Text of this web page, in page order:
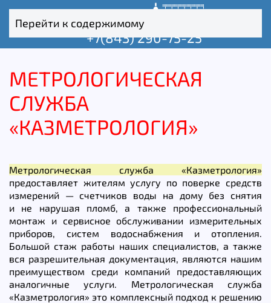
Перейти к содержимому
+7(843) 290-75-25
МЕТРОЛОГИЧЕСКАЯ
СЛУЖБА
«КАЗМЕТРОЛОГИЯ»
Метрологическая служба «Казметрология»
предоставляет жителям услугу по поверке средств
измерений — счетчиков воды на дому без снятия
и не нарушая пломб, а также профессиональный
монтаж и сервисное обслуживании измерительных
приборов, систем водоснабжения и отопления.
Большой стаж работы наших специалистов, а также
вся разрешительная документация, являются нашим
преимуществом среди компаний предоставляющих
аналогичные услуги. Метрологическая служба
«Казметрология» это комплексный подход к решению